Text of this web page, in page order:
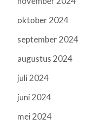
oktober 2024
september 2024
augustus 2024
juli 2024
juni 2024
mei 2024